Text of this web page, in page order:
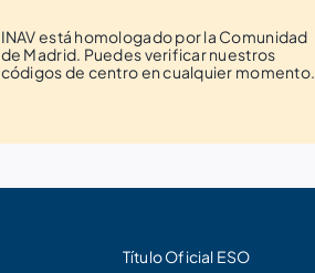
INAV está homologado por la Comunidad
de Madrid. Puedes verificar nuestros
códigos de centro en cualquier momento.
Título Oficial ESO